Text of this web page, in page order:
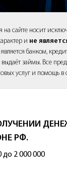
на сайте носит
и не
банком,
займы. Все
услуг и помощь в
РФ.
до 2 000 000